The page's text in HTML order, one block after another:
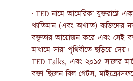
· TED নামে আমেরিকা যুক্তরাষ্ট্রে
খ্যাতিমান (এবং অখ্যাত) ব্যক্তিদের
বক্তৃতার আয়োজন করে এবং সেই
মাধ্যমে সারা পৃথিবীতে ছড়িয়ে
TED Talks, এবং ২০১৫ সালের
বক্তা ছিলেন বিল গেটস,